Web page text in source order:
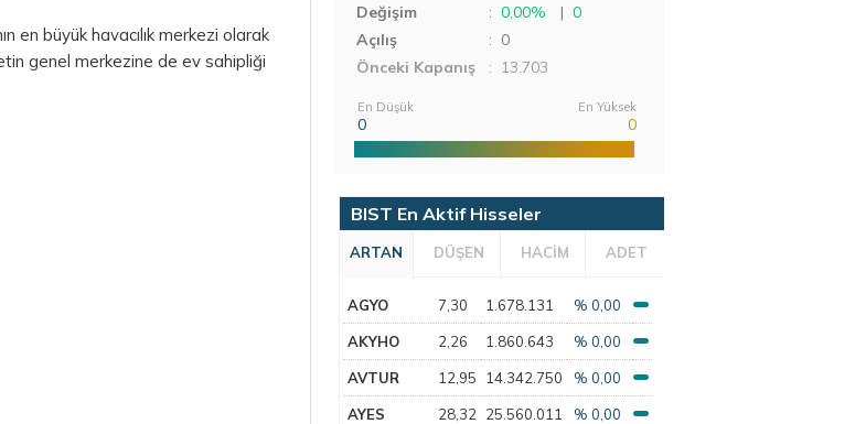
en büyük havacılık merkezi olarak
genel merkezine de ev sahipliği
Değişim : 0,00% | 0
Açılış
: 0
Önceki Kapanış
: 13.703
En Düşük
0
En Yüksek
0
BIST En Aktif Hisseler
ARTAN DÜŞEN HACİM ADET
AGYO 7,30 1.678.131 % 0,00
AKYHO 2,26 1.860.643 % 0,00
AVTUR 12,95 14.342.750 % 0,00
AYES 28,32 25.560.011 % 0,00